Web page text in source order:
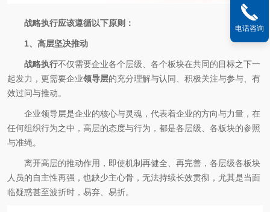
战略执行应该遵循以下原则：
1、高层坚决推动
战略执行不仅需要企业各个层级、各个板块在共同的目标之下一
起发力，更需要企业领导层的充分理解与认同、积极关注与参与、有
效过问与推动。
企业领导层是企业的核心与灵魂，代表着企业的方向与力量，在
任何组织行为之中，高层的态度与行为，都是各层级、各板块的参照
与准绳。
离开高层的推动作用，即使机制再健全、再完善，各层级各板块
人员的自主性再强，也缺少主心骨，无法持续长效贯彻，尤其是当面
临疑惑甚至波折时，易弃、易折。
电话咨询